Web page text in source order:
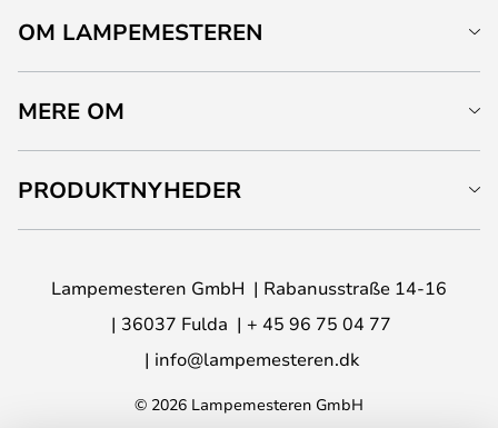
OM LAMPEMESTEREN
MERE OM
PRODUKTNYHEDER
Lampemesteren GmbH
Rabanusstraße 14-16
36037 Fulda
+ 45 96 75 04 77
info@lampemesteren.dk
© 2026 Lampemesteren GmbH